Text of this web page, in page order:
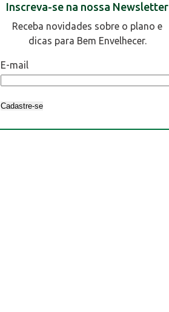
Inscreva-se na nossa Newsletter
Receba novidades sobre o plano e
dicas para Bem Envelhecer.
E-mail
Cadastre-se